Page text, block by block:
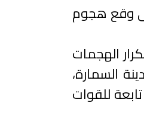
وقع هجوم
الهجمات
السمارة،
للقوات